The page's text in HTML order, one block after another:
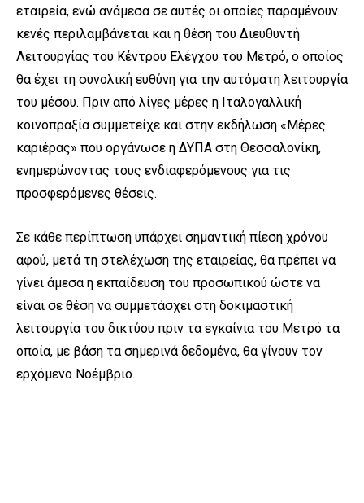
εταιρεία, ενώ ανάμεσα σε αυτές οι οποίες παραμένουν
κενές περιλαμβάνεται και η θέση του Διευθυντή
Λειτουργίας του Κέντρου Ελέγχου του Μετρό, ο οποίος
θα έχει τη συνολική ευθύνη για την αυτόματη λειτουργία
του μέσου. Πριν από λίγες μέρες η Ιταλογαλλική
κοινοπραξία συμμετείχε και στην εκδήλωση «Μέρες
καριέρας» που οργάνωσε η ΔΥΠΑ στη Θεσσαλονίκη,
ενημερώνοντας τους ενδιαφερόμενους για τις
προσφερόμενες θέσεις.
Σε κάθε περίπτωση υπάρχει σημαντική πίεση χρόνου
αφού, μετά τη στελέχωση της εταιρείας, θα πρέπει να
γίνει άμεσα η εκπαίδευση του προσωπικού ώστε να
είναι σε θέση να συμμετάσχει στη δοκιμαστική
λειτουργία του δικτύου πριν τα εγκαίνια του Μετρό τα
οποία, με βάση τα σημερινά δεδομένα, θα γίνουν τον
ερχόμενο Νοέμβριο.